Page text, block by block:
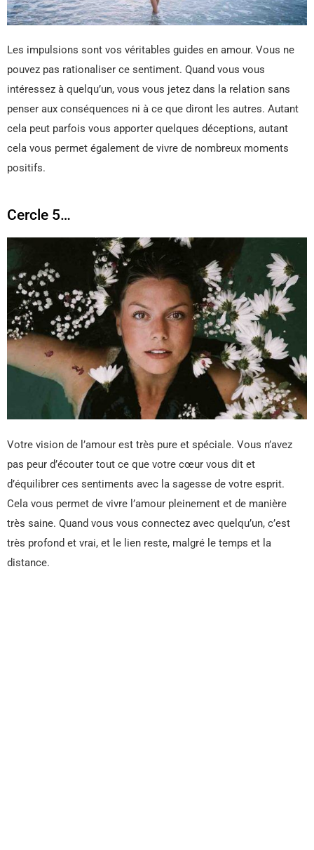
Les impulsions sont vos véritables guides en amour. Vous ne
pouvez pas rationaliser ce sentiment. Quand vous vous
intéressez à quelqu’un, vous vous jetez dans la relation sans
penser aux conséquences ni à ce que diront les autres. Autant
cela peut parfois vous apporter quelques déceptions, autant
cela vous permet également de vivre de nombreux moments
positifs.
Cercle 5…
Votre vision de l’amour est très pure et spéciale. Vous n’avez
pas peur d’écouter tout ce que votre cœur vous dit et
d’équilibrer ces sentiments avec la sagesse de votre esprit.
Cela vous permet de vivre l’amour pleinement et de manière
très saine. Quand vous vous connectez avec quelqu’un, c’est
très profond et vrai, et le lien reste, malgré le temps et la
distance.